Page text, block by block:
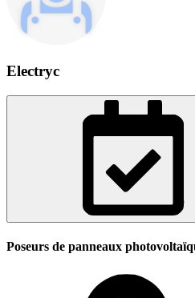
Electryc
Poseurs de panneaux